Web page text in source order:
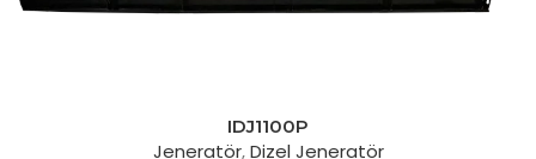
IDJ1100P
Jeneratör,Dizel Jeneratör